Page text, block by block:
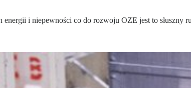
i niepewności co do rozwoju OZE jest to słuszny